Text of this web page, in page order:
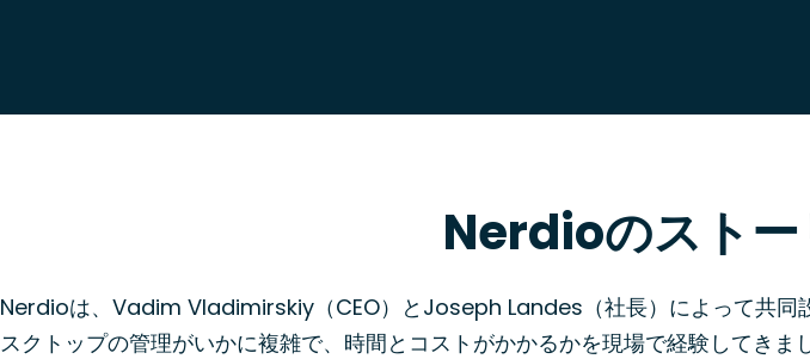
Nerdioのストー
Nerdioは、Vadim Vladimirskiy（CEO）とJoseph Landes（社長）によって共同
スクトップの管理がいかに複雑で、時間とコストがかかるかを現場で経験してき